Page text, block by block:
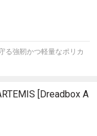
る強靭かつ軽量なポリカ
[Dreadbox A